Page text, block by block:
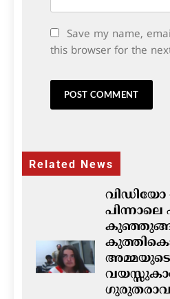
Save my name,
this browser for the
Related News
വിഡിയോ